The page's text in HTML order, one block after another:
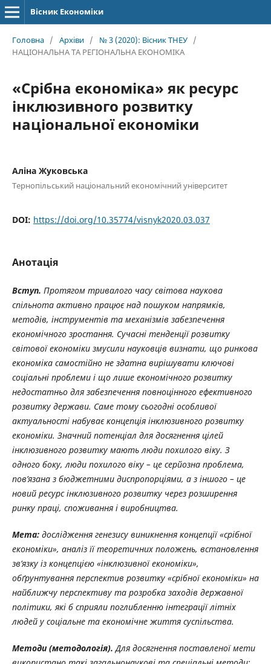
Вісник Економіки
Головна / Архіви / № 3 (2020): Вісник ТНЕУ /
НАЦІОНАЛЬНА ТА РЕГІОНАЛЬНА ЕКОНОМІКА
«Срібна економіка» як ресурс
інклюзивного розвитку
національної економіки
Аліна Жуковська
Тернопільський національний економічний університет
DOI: https://doi.org/10.35774/visnyk2020.03.037
Анотація
Вступ. Протягом тривалого часу світова наукова
спільнота активно працює над пошуком напрямків,
методів, інструментів та механізмів забезпечення
економічного зростання. Сучасні тенденції розвитку
світової економіки змусили науковців визнати, що ринкова
економіка самостійно не здатна вирішувати ключові
соціальні проблеми і що лише економічного розвитку
недостатньо для забезпечення повноцінного ефективного
розвитку держави. Саме тому сьогодні особливої
актуальності набуває концепція інклюзивного розвитку
економіки. Значний потенціал для досягнення цілей
інклюзивного розвитку мають люди похилого віку. З
одного боку, люди похилого віку – це серйозна проблема,
пов’язана з бюджетними диспропорціями, а з іншого – це
новий ресурс інклюзивного розвитку через розширення
ринку праці, споживання і виробництва.
Мета: дослідження генезису виникнення концепції «срібної
економіки», аналіз її теоретичних положень, встановлення
зв’язку із концепцією «інклюзивної економіки»,
обґрунтування перспектив розвитку «срібної економіки» на
найближчу перспективу та розробка заходів державної
політики, які б сприяли поглибленню інтеграції літніх
людей у соціальне та економічне життя суспільства.
Методи (методологія).Для досягнення поставленої мети